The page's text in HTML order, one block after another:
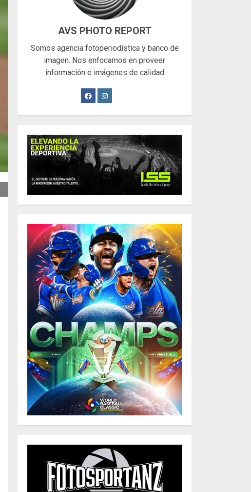
AVS PHOTO REPORT
Somos agencia fotoperiodística y banco de
imagen. Nos enfocamos en proveer
información e imágenes de calidad